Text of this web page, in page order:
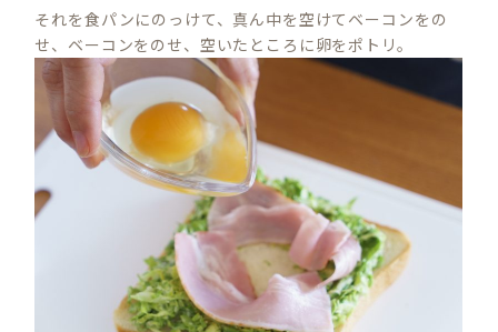
それを食パンにのっけて、真ん中を空けてベーコンをの
せ、ベーコンをのせ、空いたところに卵をポトリ。